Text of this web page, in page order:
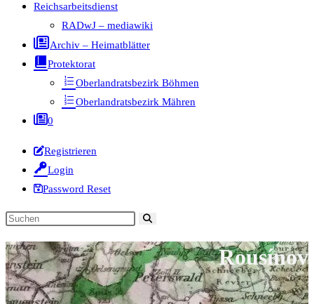
Reichsarbeitsdienst
RADwJ – mediawiki
Archiv – Heimatblätter
Protektorat
Oberlandratsbezirk Böhmen
Oberlandratsbezirk Mähren
0
Registrieren
Login
Password Reset
Diese
durchsuchen
Rousínov